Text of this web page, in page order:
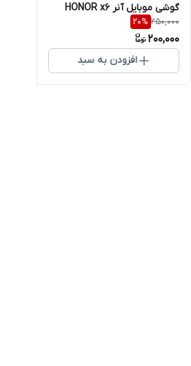
گوشی موبایل آنر HONOR x6
250,000
20%
200,000
افزودن به سبد